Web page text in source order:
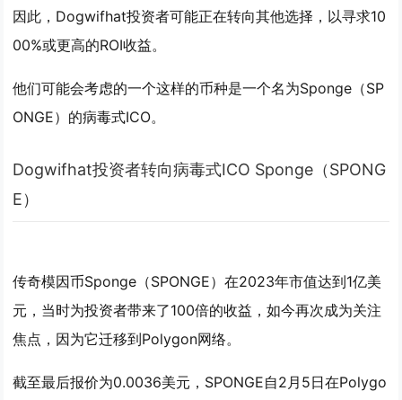
因此，Dogwifhat投资者可能正在转向其他选择，以寻求10
00%或更高的ROI收益。
他们可能会考虑的一个这样的币种是一个名为Sponge（SP
ONGE）的病毒式ICO。
Dogwifhat投资者转向病毒式ICO Sponge（SPONG
E）
传奇模因币Sponge（SPONGE）在2023年市值达到1亿美
元，当时为投资者带来了100倍的收益，如今再次成为关注
焦点，因为它迁移到Polygon网络。
截至最后报价为0.0036美元，SPONGE自2月5日在Polygo